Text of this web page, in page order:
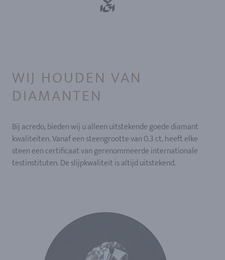
WIJ HOUDEN VAN
DIAMANTEN
Bij acredo, bieden wij u alleen uitstekende goede diamant
kwaliteiten. Vanaf een steengrootte van 0.3 ct, heeft elke
steen een certificaat van gerenommeerde internationale
testinstituten. De slijpkwaliteit is altijd uitstekend.